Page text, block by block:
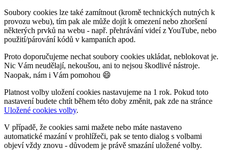
Soubory cookies lze také zamítnout (kromě technických nutných k
provozu webu), tím pak ale může dojít k omezení nebo zhoršení
některých prvků na webu - např. přehrávání videí z YouTube, nebo
použití/párování kódů v kampaních apod.
Proto doporučujeme nechat soubory cookies ukládat, neblokovat je.
Nic Vám neudělají, nekoušou, ani to nejsou škodlivé nástroje.
Naopak, nám i Vám pomohou 😄
Platnost volby uložení cookies nastavujeme na 1 rok. Pokud toto
nastavení budete chtít během této doby změnit, pak zde na stránce
Uložené cookies volby.
V případě, že cookies sami mažete nebo máte nastaveno
automatické mazání v prohlížeči, pak se tento dialog s volbami
objeví vždy znovu - důvodem je právě smazání uložené volby.